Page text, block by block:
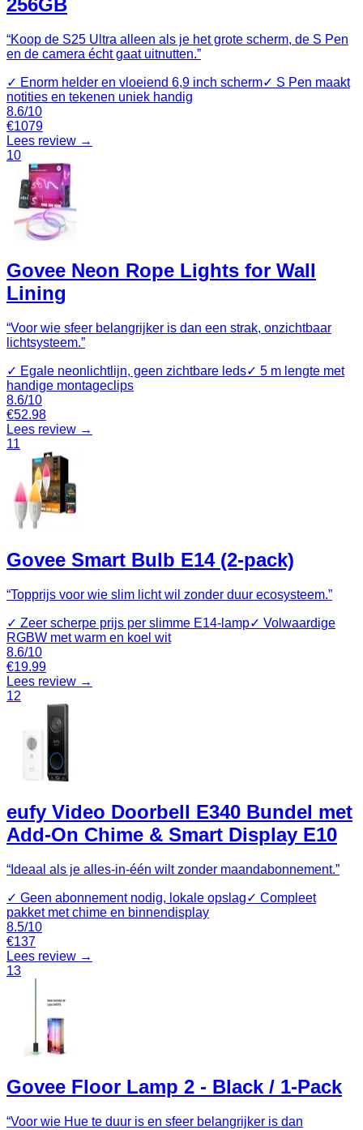
“Koop de S25 Ultra alleen als je het grote scherm, de S Pen
en de camera écht gaat uitnutten.”
✓ Enorm helder en vloeiend 6,9 inch scherm✓ S Pen maakt
notities en tekenen uniek handig
8.6/10
€1079
Lees review →
10
Govee Neon Rope Lights for Wall
Lining
“Voor wie sfeer belangrijker is dan een strak, onzichtbaar
lichtsysteem.”
✓ Egale neonlichtlijn, geen zichtbare leds✓ 5 m lengte met
handige montageclips
8.6/10
€52.98
Lees review →
11
Govee Smart Bulb E14 (2-pack)
“Topprijs voor wie slim licht wil zonder duur ecosysteem.”
✓ Zeer scherpe prijs per slimme E14-lamp✓ Volwaardige
RGBW met warm en koel wit
8.6/10
€19.99
Lees review →
12
eufy Video Doorbell E340 Bundel met
Add-On Chime & Smart Display E10
“ Ideaal als je alles-in-één wilt zonder maandabonnement.”
✓ Geen abonnement nodig, lokale opslag✓ Compleet
pakket met chime en binnendisplay
8.5/10
€137
Lees review →
13
Govee Floor Lamp 2 - Black / 1-Pack
“Voor wie Hue te duur is en sfeer belangrijker is dan